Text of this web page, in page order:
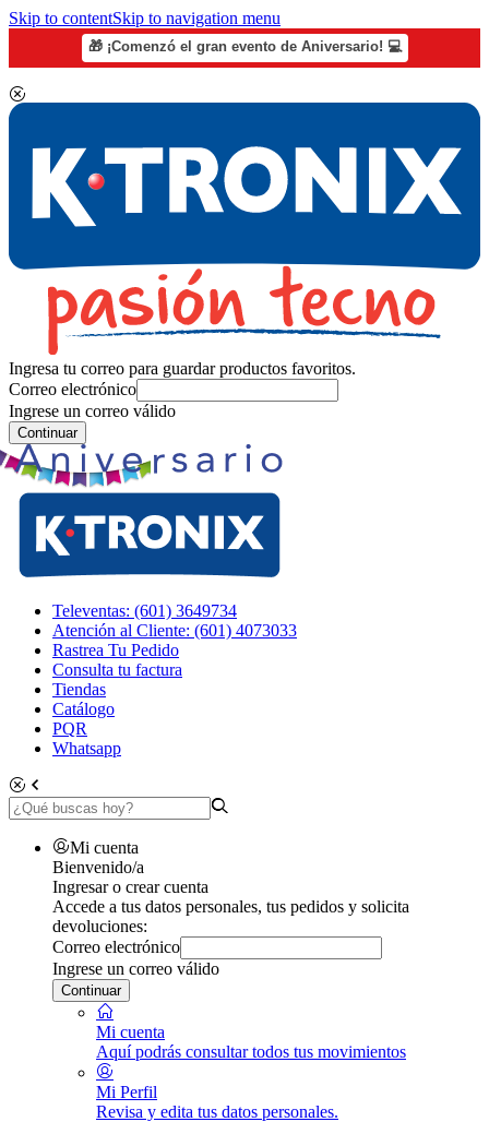
Skip to contentSkip to navigation menu
🎁 ¡Comenzó el gran evento de Aniversario! 💻
Ingresa tu correo para guardar productos favoritos.
Correo electrónico
Ingrese un correo válido
Continuar
Televentas: (601) 3649734
Atención al Cliente: (601) 4073033
Rastrea Tu Pedido
Consulta tu factura
Tiendas
Catálogo
PQR
Whatsapp
Mi cuenta
Bienvenido/a
Ingresar o crear cuenta
Accede a tus datos personales, tus pedidos y solicita
devoluciones:
Correo electrónico
Ingrese un correo válido
Continuar
Mi cuenta
Aquí podrás consultar todos tus movimientos
Mi Perfil
Revisa y edita tus datos personales.